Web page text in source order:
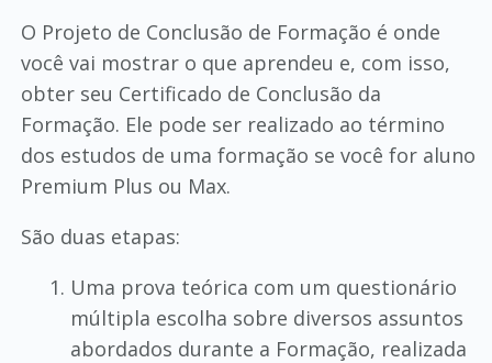
O Projeto de Conclusão de Formação é onde
você vai mostrar o que aprendeu e, com isso,
obter seu Certificado de Conclusão da
Formação. Ele pode ser realizado ao término
dos estudos de uma formação se você for aluno
Premium Plus ou Max.
São duas etapas:
Uma prova teórica com um questionário
múltipla escolha sobre diversos assuntos
abordados durante a Formação, realizada